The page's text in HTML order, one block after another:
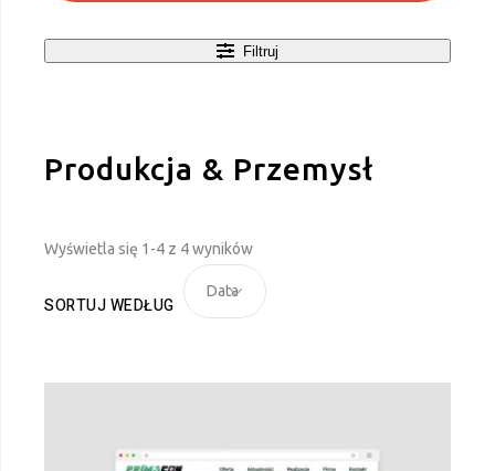
Filtruj
Produkcja & Przemysł
Wyświetla się 1-4 z 4 wyników
SORTUJ WEDŁUG
Data